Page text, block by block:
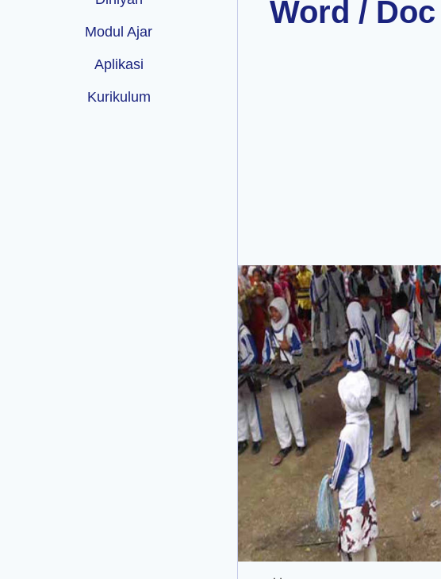
Modul Ajar
Aplikasi
Kurikulum
Word / Doc